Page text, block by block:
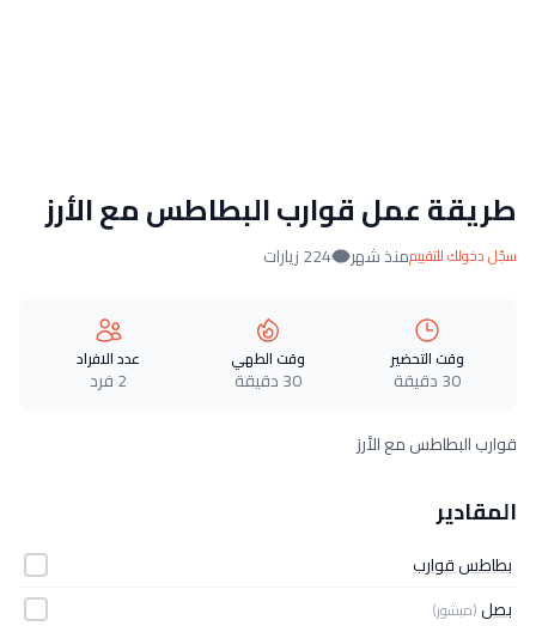
طريقة عمل قوارب البطاطس مع الأرز
سجّل دخولك للتقييممنذ شهر 224 زيارات
وقت التحضير
30 دقيقة
وقت الطهي
30 دقيقة
عدد الافراد
2 فرد
قوارب البطاطس مع الأرز
المقادير
بطاطس قوارب
بصل(مبشور)